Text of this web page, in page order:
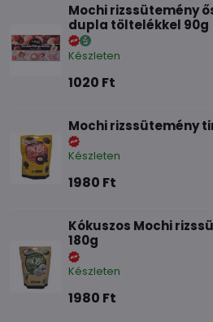
Mochi rizssütemény
dupla töltelékkel 90g
Készleten
1020 Ft
Mochi rizssütemény
Készleten
1980 Ft
Kókuszos Mochi
180g
Készleten
1980 Ft